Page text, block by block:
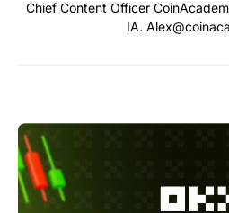
Chief Content Officer
IA.